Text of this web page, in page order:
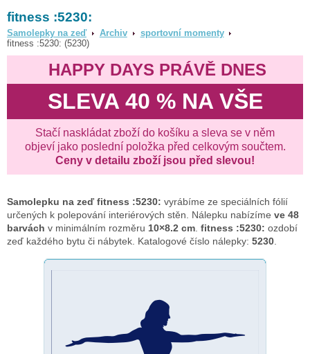
fitness :5230:
Samolepky na zeď Archiv
sportovní momenty
fitness :5230: (5230)
HAPPY DAYS PRÁVĚ DNES
SLEVA 40 % NA VŠE
Stačí naskládat zboží do košíku a sleva se v něm
objeví jako poslední položka před celkovým součtem.
Ceny v detailu zboží jsou před slevou!
Samolepku na zeď fitness :5230: vyrábíme ze speciálních fólií
určených k polepování interiérových stěn. Nálepku nabízíme ve 48
barvách v minimálním rozměru 10×8.2 cm fitness :5230: ozdobí
zeď každého bytu či nábytek. Katalogové číslo nálepky: 5230